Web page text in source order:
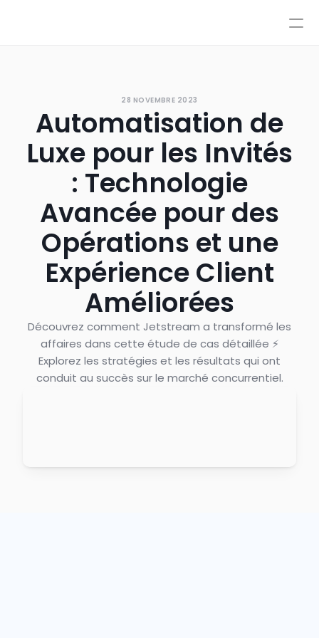
AutoPilot & CoPilot
Base de connaissances
Environnement de test
Transferts vers un conseiller
Nos politiques
Styles et contrôle avancé
Se connecter
Réserver une démo
28 NOVEMBRE 2023
Automatisation de
Luxe pour les Invités
: Technologie
Avancée pour des
Opérations et une
Expérience Client
Améliorées
Découvrez comment Jetstream a transformé les
affaires dans cette étude de cas détaillée ⚡
Explorez les stratégies et les résultats qui ont
conduit au succès sur le marché concurrentiel.